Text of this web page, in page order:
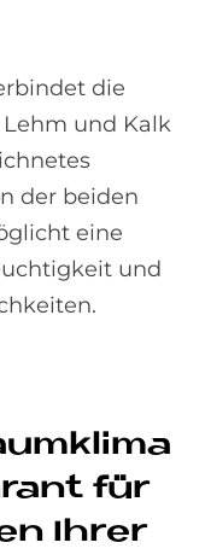
die
und Kalk
der beiden
eine
und
für
Ih­rer